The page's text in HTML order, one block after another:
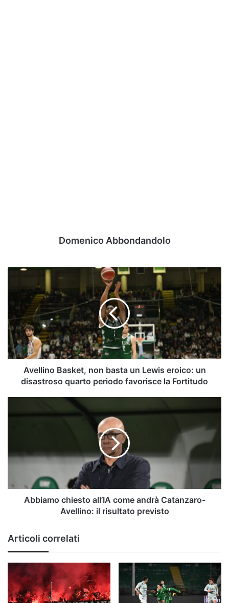
Domenico Abbondandolo
Avellino
un
Lewis
eroico:
un
disastroso
quarto
periodo
Avellino Basket, non basta un Lewis eroico: un
disastroso quarto periodo favorisce la Fortitudo
chiesto
Catanzaro-
risultato
previstoAbbiamo chiesto all’IA come andrà Catanzaro-
Avellino: il risultato previsto
Articoli correlati